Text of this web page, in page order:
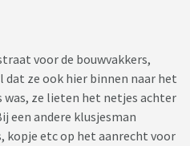
voor de bouwvakkers,
dat ze ook hier binnen naar het
ze lieten het netjes achter
een andere klusjesman
kopje etc op het aanrecht voor